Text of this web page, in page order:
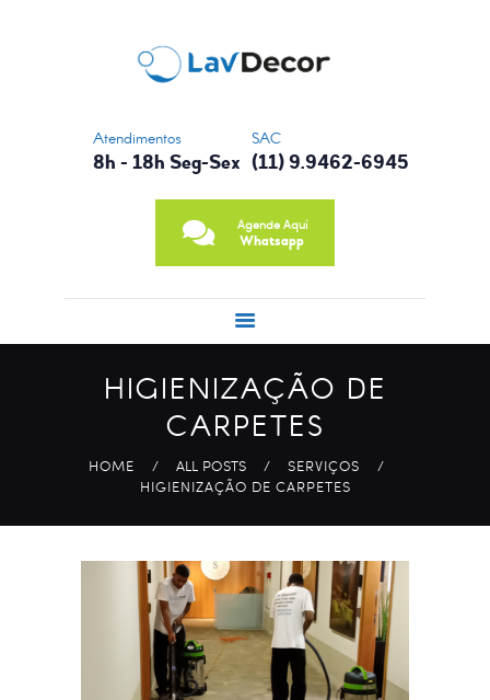
Atendimentos
8h - 18h Seg-Sex
SAC
(11) 9.9462-6945
Agende Aqui
Whatsapp
HIGIENIZAÇÃO DE
CARPETES
HOME ALL POSTS
SERVIÇOS
HIGIENIZAÇÃO DE CARPETES
NOSSA HISTÓRIA
SERVIÇOS